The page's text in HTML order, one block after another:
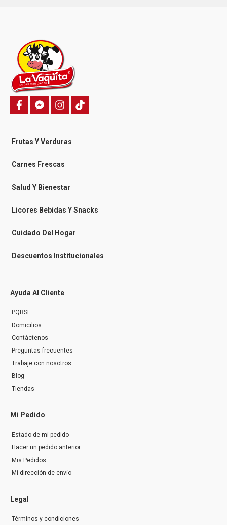
f
a
b
o
f
a
b
o
-
s
s
n
g
r
i
n
g
m
T
i
Frutas Y Verduras
Carnes Frescas
Salud Y Bienestar
Licores Bebidas Y Snacks
Cuidado Del Hogar
Descuentos Institucionales
Ayuda Al Cliente
PQRSF
Domicilios
Contáctenos
Preguntas frecuentes
Trabaje con nosotros
Blog
Tiendas
Mi Pedido
Estado de mi pedido
Hacer un pedido anterior
Mis Pedidos
Mi dirección de envío
Legal
Términos y condiciones